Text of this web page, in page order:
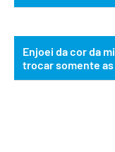
Enjoei da cor da
trocar somente as